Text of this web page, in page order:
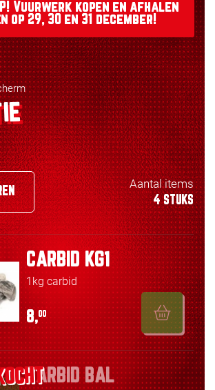
Vuurwerk kopen en afhalen
op 29, 30 en 31 december!
Aantal items
4 STUKS
CARBID KG1
1kg carbid
8,00
CARBID BAL